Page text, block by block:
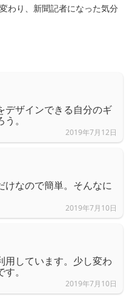
わり、新聞記者になった気分
デザインできる自分のギ
。
2019年7月12日
けなので簡単。そんなに
2019年7月10日
用しています。少し変わ
。
2019年7月10日